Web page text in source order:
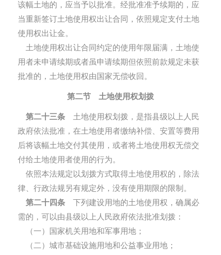
该幅土地的，应当予以批准。经批准准予续期的，应
当重新签订土地使用权出让合同，依照规定支付土地
使用权出让金。
土地使用权出让合同约定的使用年限届满，土地使
用者未申请续期或者虽申请续期但依照前款规定未获
批准的，土地使用权由国家无偿收回。
第二节 土地使用权划拨
第二十三条土地使用权划拨，是指县级以上人民
政府依法批准，在土地使用者缴纳补偿、安置等费用
后将该幅土地交付其使用，或者将土地使用权无偿交
付给土地使用者使用的行为。
依照本法规定以划拨方式取得土地使用权的，除法
律、行政法规另有规定外，没有使用期限的限制。
第二十四条下列建设用地的土地使用权，确属必
需的，可以由县级以上人民政府依法批准划拨：
（一）国家机关用地和军事用地；
（二）城市基础设施用地和公益事业用地；